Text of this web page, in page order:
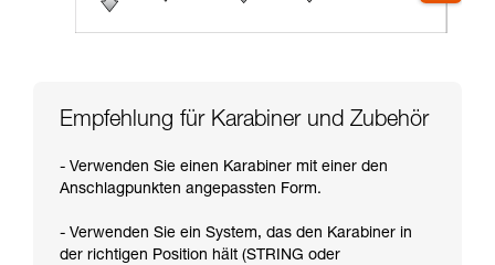
Empfehlung für Karabiner und Zubehör
- Verwenden Sie einen Karabiner mit einer den
Anschlagpunkten angepassten Form.
- Verwenden Sie ein System, das den Karabiner in
der richtigen Position hält (STRING oder